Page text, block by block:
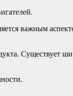
важным
Существует